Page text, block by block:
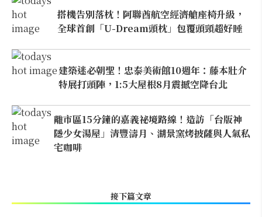
搭機告別落枕！阿聯酋航空經濟艙座椅升級，
全球首創「U-Dream頭枕」包覆頭頸超好睡
建築迷必朝聖！忠泰美術館10週年：藤本壯介
特展打頭陣，1:5大屋根8月震撼空降台北
離市區15分鐘的嘉義祕境路線！造訪「台版神
隱少女湯屋」清豐濤月、湖景窯烤披薩與人氣私
宅咖啡
接下篇文章